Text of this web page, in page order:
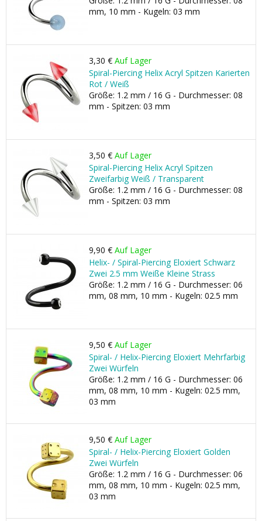
mm, 10 mm - Kugeln: 03 mm
3,30 € Auf Lager
Spiral-Piercing Helix Acryl Spitzen Karierten
Rot / Weiß
Größe: 1.2 mm / 16 G - Durchmesser: 08
mm - Spitzen: 03 mm
3,50 € Auf Lager
Spiral-Piercing Helix Acryl Spitzen
Zweifarbig Weiß / Transparent
Größe: 1.2 mm / 16 G - Durchmesser: 08
mm - Spitzen: 03 mm
9,90 € Auf Lager
Helix- / Spiral-Piercing Eloxiert Schwarz
Zwei 2.5 mm Weiße Kleine Strass
Größe: 1.2 mm / 16 G - Durchmesser: 06
mm, 08 mm, 10 mm - Kugeln: 02.5 mm
9,50 € Auf Lager
Spiral- / Helix-Piercing Eloxiert Mehrfarbig
Zwei Würfeln
Größe: 1.2 mm / 16 G - Durchmesser: 06
mm, 08 mm, 10 mm - Kugeln: 02.5 mm,
03 mm
9,50 € Auf Lager
Spiral- / Helix-Piercing Eloxiert Golden
Zwei Würfeln
Größe: 1.2 mm / 16 G - Durchmesser: 06
mm, 08 mm, 10 mm - Kugeln: 02.5 mm,
03 mm